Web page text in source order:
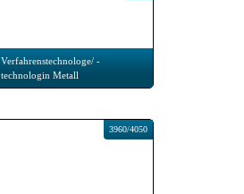
Verfahrenstechnologe/ -
technologin Metall
3960/4050